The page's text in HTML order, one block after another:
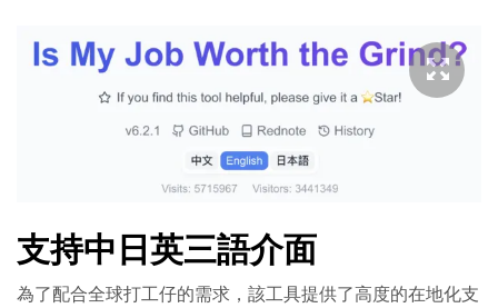
支持中日英三語介面
為了配合全球打工仔的需求，該工具提供了高度的在地化支